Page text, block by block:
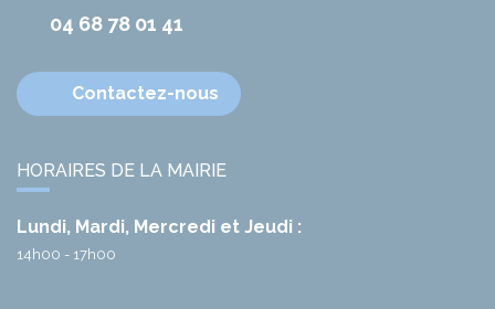
04 68 78 01 41
Contactez-nous
HORAIRES DE LA MAIRIE
Lundi, Mardi, Mercredi et Jeudi :
14h00 - 17h00